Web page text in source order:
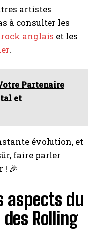
artistes
à consulter les
rock anglais et les
.
Partenaire
et
évolution, et
faire parler
! 🎉
aspects du
Rolling